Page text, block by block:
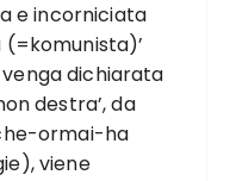
e incorniciata
dichiarata
destra’, da
ormai-ha
viene